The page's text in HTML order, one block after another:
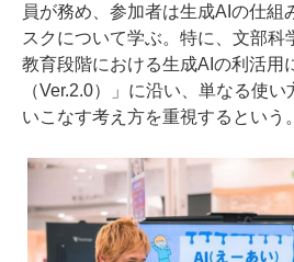
員が務め、参加者は生成AIの仕組
スクについて学ぶ。特に、文部科
教育段階における生成AIの利活用
（Ver.2.0）」に沿い、単なる使
いこなす考え方を重視するという。